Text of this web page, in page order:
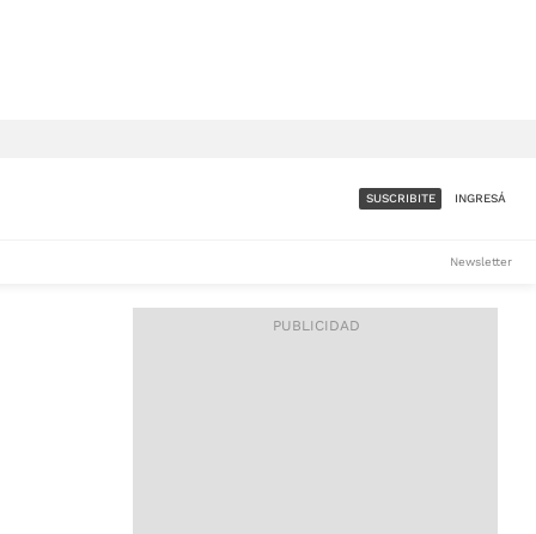
ACCESO FULL - $1.800/MES
SUSCRIBITE INGRESÁ
Newsletter